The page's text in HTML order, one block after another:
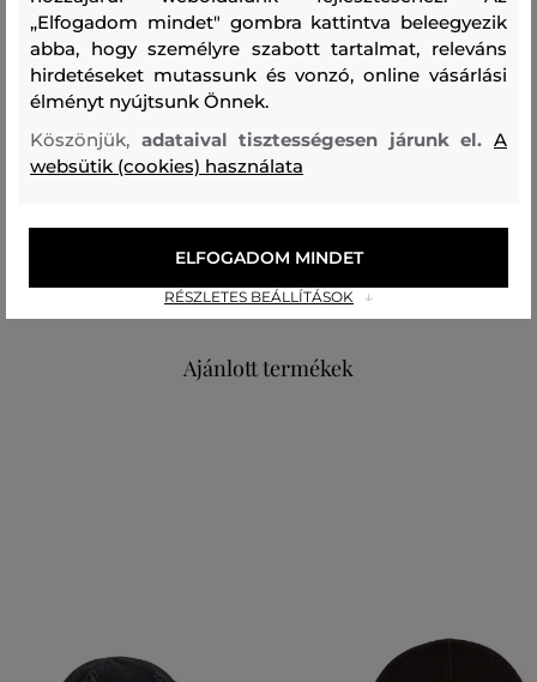
humorral és stílussal gazdagítja nyári élményeidet.
Szezon: BAS Termék kódja B1W46086-BAS-KC-106
Összetétel
felső anyag
100 %
Ajánlott termékek
„Elfogadom mindet" gombra kattintva beleegyezik
abba, hogy személyre szabott tartalmat, releváns
hirdetéseket mutassunk és vonzó, online vásárlási
élményt nyújtsunk Önnek.
Köszönjük, adataival tisztességesen járunk el.A
websütik (cookies) használata
RÉSZLETES BEÁLLÍTÁSOK
ELFOGADOM MINDET